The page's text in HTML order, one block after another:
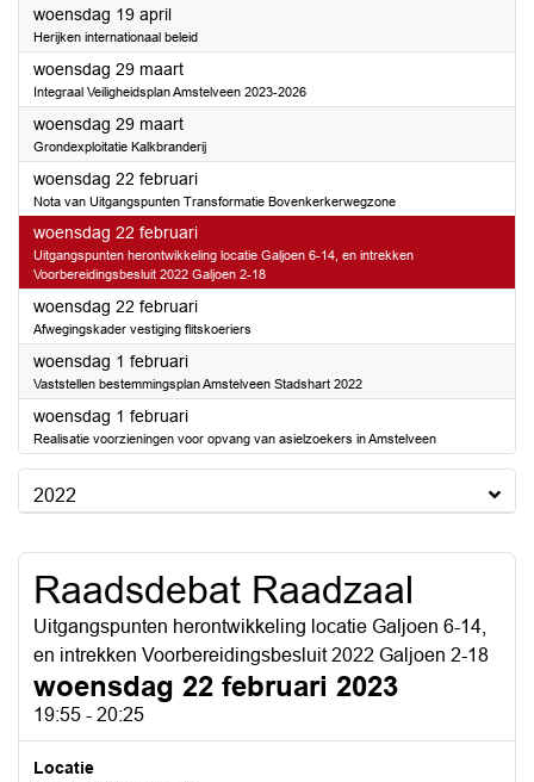
woensdag 19 april2023
Herijken internationaal beleid
woensdag 29 maart2023
Integraal Veiligheidsplan Amstelveen 2023-2026
woensdag 29 maart2023
Grondexploitatie Kalkbranderij
woensdag 22 februari2023
Nota van Uitgangspunten Transformatie Bovenkerkerwegzone
woensdag 22 februari2023
Uitgangspunten herontwikkeling locatie Galjoen 6-14, en intrekken
Voorbereidingsbesluit 2022 Galjoen 2-18
woensdag 22 februari2023
Afwegingskader vestiging flitskoeriers
woensdag 1 februari2023
Vaststellen bestemmingsplan Amstelveen Stadshart 2022
woensdag 1 februari2023
Realisatie voorzieningen voor opvang van asielzoekers in Amstelveen
2022
Raadsdebat Raadzaal
Uitgangspunten herontwikkeling locatie Galjoen 6-14,
en intrekken Voorbereidingsbesluit 2022 Galjoen 2-18
woensdag 22 februari 2023
19:55 - 20:25
Locatie